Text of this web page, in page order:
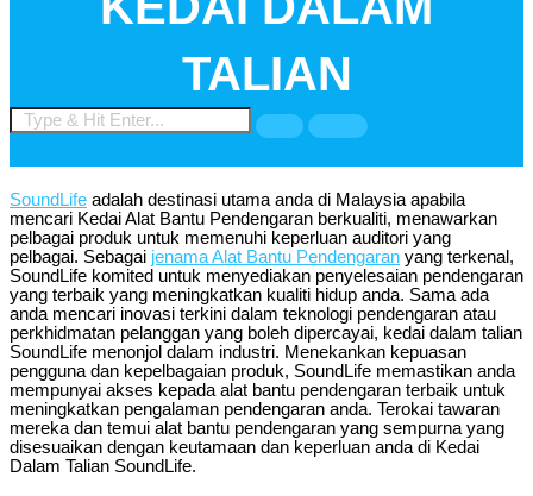
TALIAN
SoundLife adalah destinasi utama anda di Malaysia apabila
mencari Kedai Alat Bantu Pendengaran berkualiti, menawarkan
pelbagai produk untuk memenuhi keperluan auditori yang
pelbagai. Sebagai jenama Alat Bantu Pendengaran yang terkenal,
SoundLife komited untuk menyediakan penyelesaian pendengaran
yang terbaik yang meningkatkan kualiti hidup anda. Sama ada
anda mencari inovasi terkini dalam teknologi pendengaran atau
perkhidmatan pelanggan yang boleh dipercayai, kedai dalam talian
SoundLife menonjol dalam industri. Menekankan kepuasan
pengguna dan kepelbagaian produk, SoundLife memastikan anda
mempunyai akses kepada alat bantu pendengaran terbaik untuk
meningkatkan pengalaman pendengaran anda. Terokai tawaran
mereka dan temui alat bantu pendengaran yang sempurna yang
disesuaikan dengan keutamaan dan keperluan anda di Kedai
Dalam Talian SoundLife.